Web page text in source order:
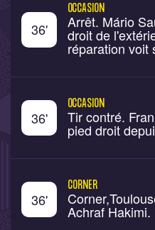
36'
OCCASION
Arrêt. Mário
droit de
réparation voit
36'
OCCASION
Tir contré.
pied droit
36'
CORNER
Achraf Hakimi.